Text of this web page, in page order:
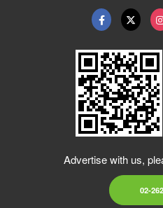
Advertise with us,
02-